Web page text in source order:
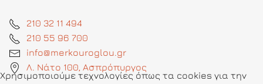
210 32 11 494
210 55 96 700
info@merkouroglou.gr
Λ. Νάτο 100, Ασπρόπυργος
Χρησιμοποιούμε τεχνολογίες όπως τα cookies για την